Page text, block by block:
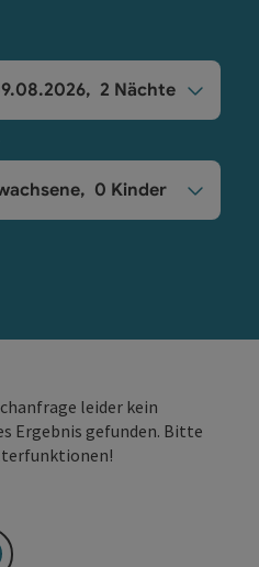
, 2 Nächte
, 0 Kinder
leider kein
Ergebnis gefunden. Bitte